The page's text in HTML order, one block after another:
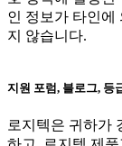
인 정보가 타인에
지 않습니다.
지원 포럼, 블로그, 등
로지텍은 귀하가